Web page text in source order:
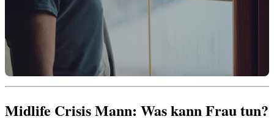
Midlife Crisis Mann: Was kann Frau tun?